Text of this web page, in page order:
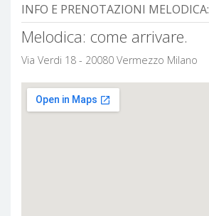
INFO E PRENOTAZIONI MELODICA:
Melodica: come arrivare.
Via Verdi 18 - 20080 Vermezzo Milano